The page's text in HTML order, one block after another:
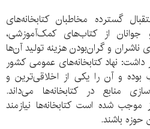
گسترده مخاطبان کتابخانه‌های
جوانان از کتاب‌های کمک‌آموزشی،
ناشران و گران‌بودن هزینه تولید آن‌ها
داشت: نهاد کتابخانه‌های عمومی کشور
بوده و آن را یکی از اخلاقی‌ترین و
منابع در کتابخانه‌ها می‌داند.
موجب شده است کتابخانه‌ها نیازمند
باشند.